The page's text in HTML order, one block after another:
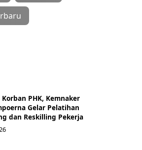
PHK, Kemnaker
Gelar Pelatihan
dan Reskilling Pekerja